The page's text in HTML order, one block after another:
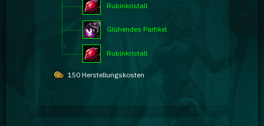
Rubinkristall
Glühendes Partikel
Rubinkristall
150 Herstellungskosten